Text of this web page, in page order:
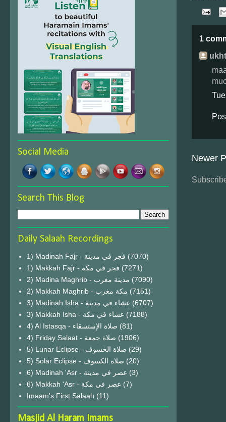
1
Newer
Social Media
Search This Blog
Daily Salaah Recordings
1) Madinah Fajr - فجر في مدينة (7070)
1) Makkah Fajr - فجر في مكة (7271)
2) Madina Maghrib - مدينة مغرب (7090)
2) Makkah Maghrib - مكة مغرب (7151)
3) Madinah Isha - عشاء في مدينة (6707)
3) Makkah Isha - عشاء في مكة (7188)
4) Al Istasqa - صلاة الإستسقاء (81)
4) Friday Salaat - صلاة جمعة (1906)
5) Lunar Eclipse - صلاة الخسوف (29)
(20)
6) Madinah 'Asr - عصر في مدينة (3)
6) Makkah 'Asr - عصر في مكة (7)
Imaam's First Salaah (11)
Masjid Al Haram Imams